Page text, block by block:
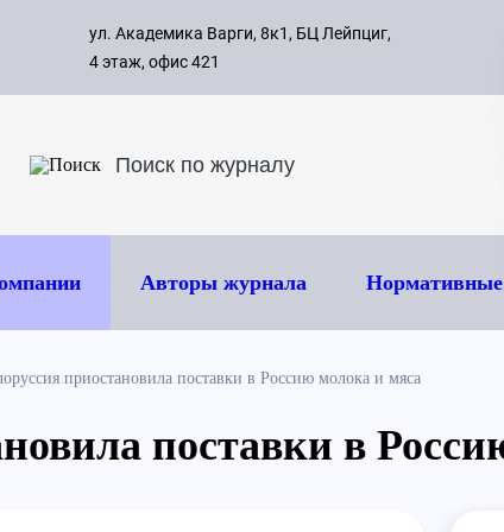
с 09:00
8 495
ул. Академика Варги, 8к1, БЦ Лейпциг,
4 этаж, офис 421
Авторы журнала
приостановила поставки в Россию молока и мяса
поставки в